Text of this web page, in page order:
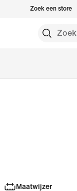
Zoek een store
Maatwijzer